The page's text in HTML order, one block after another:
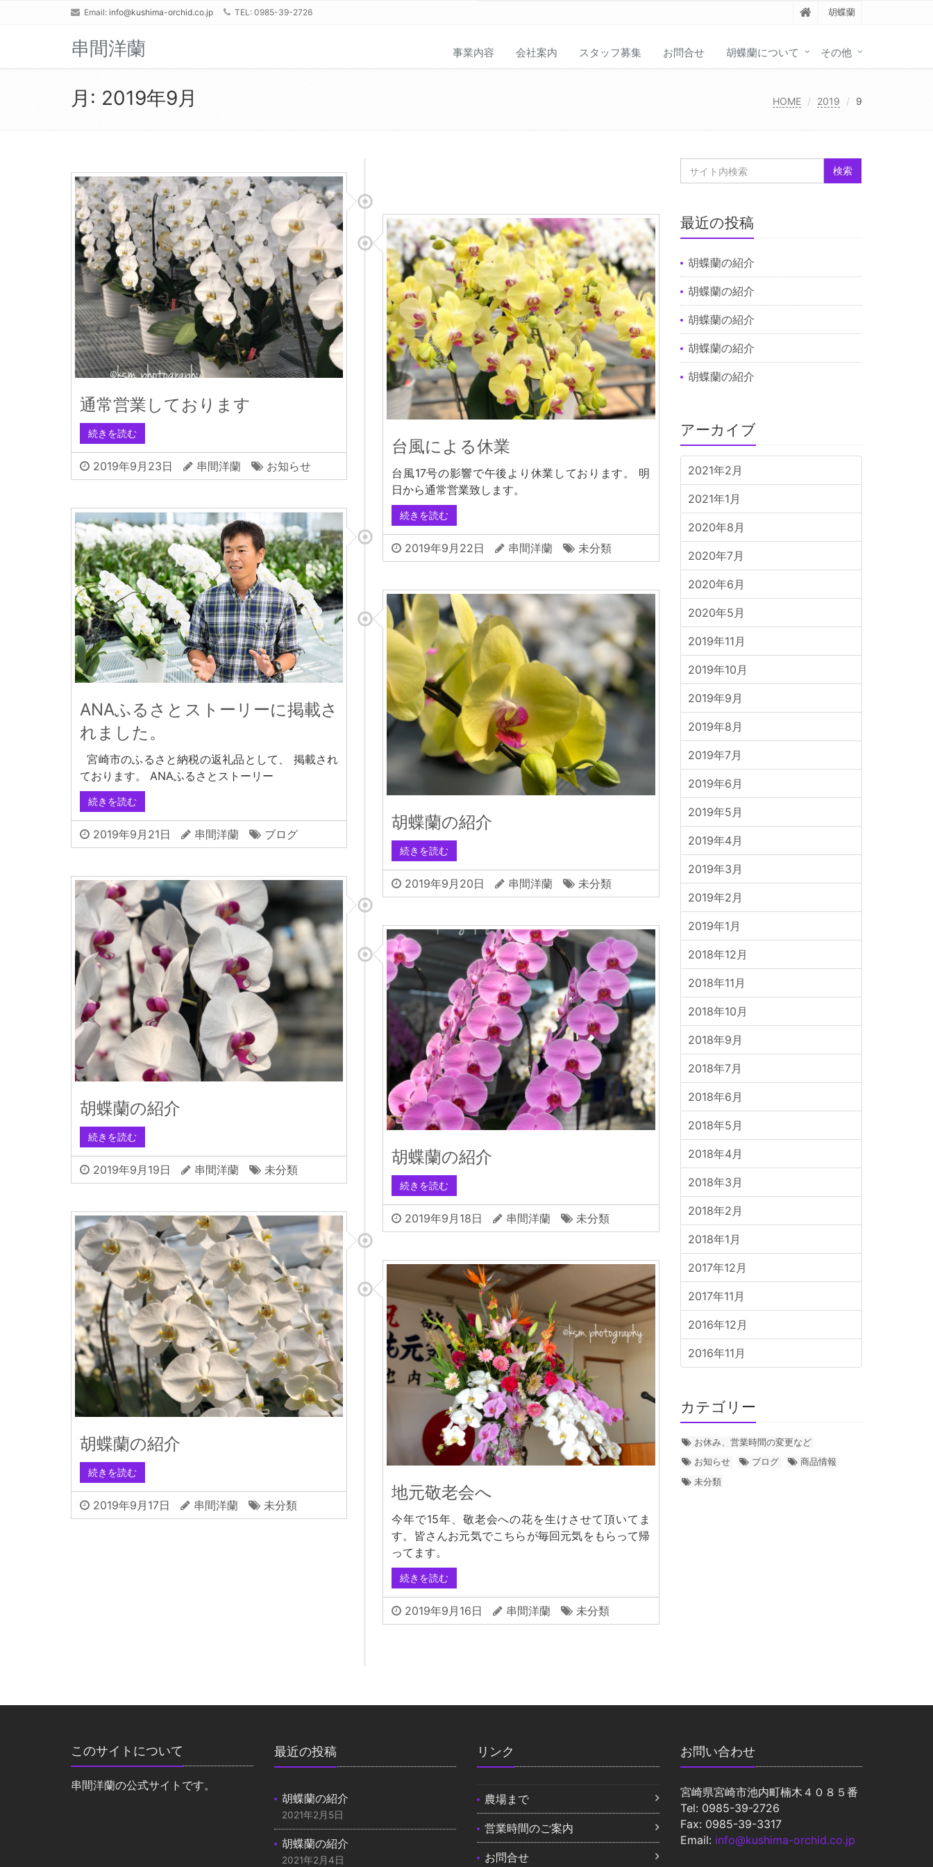
Email: info@kushima-orchid.co.jp TEL: 0985-39-2726 胡蝶蘭
串間洋蘭 事業内容 会社案内 スタッフ募集 お問合せ 胡蝶蘭について その他
月: 2019年9月 HOME 2019 9
通常営業しております
続きを読む
2019年9月23日 串間洋蘭 お知らせ
台風による休業
台風17号の影響で午後より休業しております。 明
日から通常営業致します。
続きを読む
2019年9月22日 串間洋蘭 未分類
ANAふるさとストーリーに掲載さ
れました。
宮崎市のふるさと納税の返礼品として、 掲載され
ております。 ANAふるさとストーリー
続きを読む
2019年9月21日 串間洋蘭 ブログ
胡蝶蘭の紹介
続きを読む
2019年9月20日 串間洋蘭 未分類
胡蝶蘭の紹介
続きを読む
2019年9月19日 串間洋蘭 未分類
胡蝶蘭の紹介
続きを読む
2019年9月18日 串間洋蘭 未分類
胡蝶蘭の紹介
続きを読む
2019年9月17日 串間洋蘭 未分類
地元敬老会へ
今年で15年、敬老会への花を生けさせて頂いてま
す。皆さんお元気でこちらが毎回元気をもらって帰
ってます。
続きを読む
2019年9月16日 串間洋蘭 未分類
最近の投稿
胡蝶蘭の紹介
胡蝶蘭の紹介
胡蝶蘭の紹介
胡蝶蘭の紹介
胡蝶蘭の紹介
アーカイブ
2021年2月
2021年1月
2020年8月
2020年7月
2020年6月
2020年5月
2019年11月
2019年10月
2019年9月
2019年8月
2019年7月
2019年6月
2019年5月
2019年4月
2019年3月
2019年2月
2019年1月
2018年12月
2018年11月
2018年10月
2018年9月
2018年7月
2018年6月
2018年5月
2018年4月
2018年3月
2018年2月
2018年1月
2017年12月
2017年11月
2016年12月
2016年11月
カテゴリー
お休み、営業時間の変更など
お知らせ
ブログ
商品情報
未分類
このサイトについて
串間洋蘭の公式サイトです。
最近の投稿
胡蝶蘭の紹介
2021年2月5日
胡蝶蘭の紹介
2021年2月4日
リンク
農場まで
営業時間のご案内
お問合せ
お問い合わせ
宮崎県宮崎市池内町楠木４０８５番
Tel: 0985-39-2726
Fax: 0985-39-3317
Email: info@kushima-orchid.co.jp